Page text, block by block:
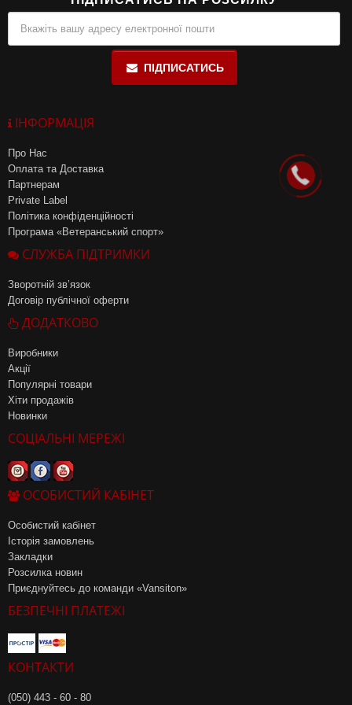
ПІДПИСАТИСЬ
ІНФОРМАЦІЯ
Про Нас
Оплата та Доставка
Партнерам
Private Label
Політика конфіденційності
Програма «Ветеранський спорт»
СЛУЖБА ПІДТРИМКИ
Зворотній зв’язок
Договір публічної оферти
ДОДАТКОВО
Виробники
Акції
Популярні товари
Хіти продажів
Новинки
СОЦІАЛЬНІ МЕРЕЖІ
ОСОБИСТИЙ КАБІНЕТ
Особистий кабінет
Історія замовлень
Закладки
Розсилка новин
Приєднуйтесь до команди «Vansiton»
БЕЗПЕЧНІ ПЛАТЕЖІ
КОНТАКТИ
(050) 443 - 60 - 80